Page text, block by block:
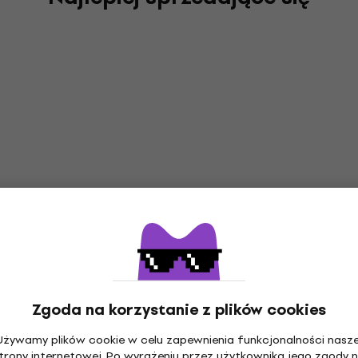
Zgoda na korzystanie z plików cookies
plików cookie w celu zapewnienia funkcjonalności